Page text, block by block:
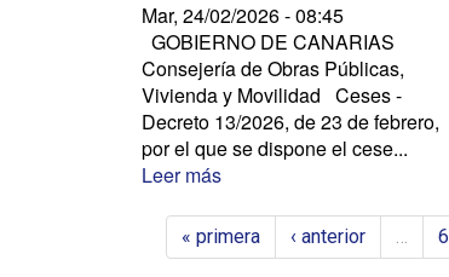
Mar, 24/02/2026 - 08:45
GOBIERNO DE CANARIAS
Consejería de Obras Públicas,
Vivienda y Movilidad Ceses -
Decreto 13/2026, de 23 de febrero,
por el que se dispone el cese...
Leer más
« primera ‹ anterior … 6